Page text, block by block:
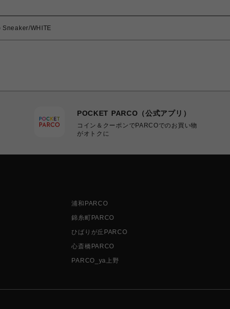
Sneaker/WHITE
POCKET PARCO（公式アプリ）
コイン＆クーポンでPARCOでのお買い物
がオトクに
浦和PARCO
錦糸町PARCO
ひばりが丘PARCO
心斎橋PARCO
PARCO_ya上野